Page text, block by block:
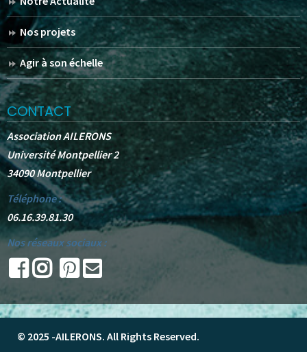
Nos projets
Agir à son échelle
CONTACT
Association AILERONS
Université Montpellier 2
34090 Montpellier
Téléphone :
06.16.39.81.30
Nos réseaux sociaux :
© 2025 -AILERONS. All Rights Reserved.